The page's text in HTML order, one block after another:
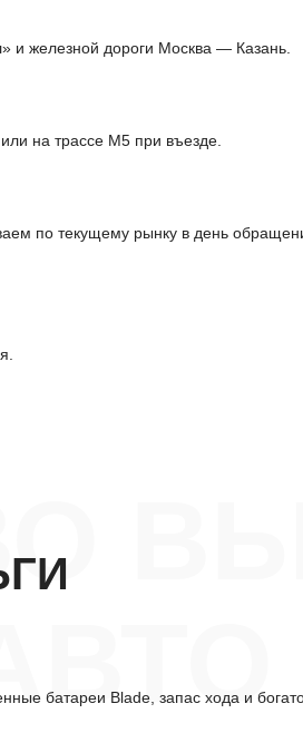
и железной дороги Москва — Казань.
на трассе М5 при въезде.
по текущему рынку в день
батареи Blade, запас хода и